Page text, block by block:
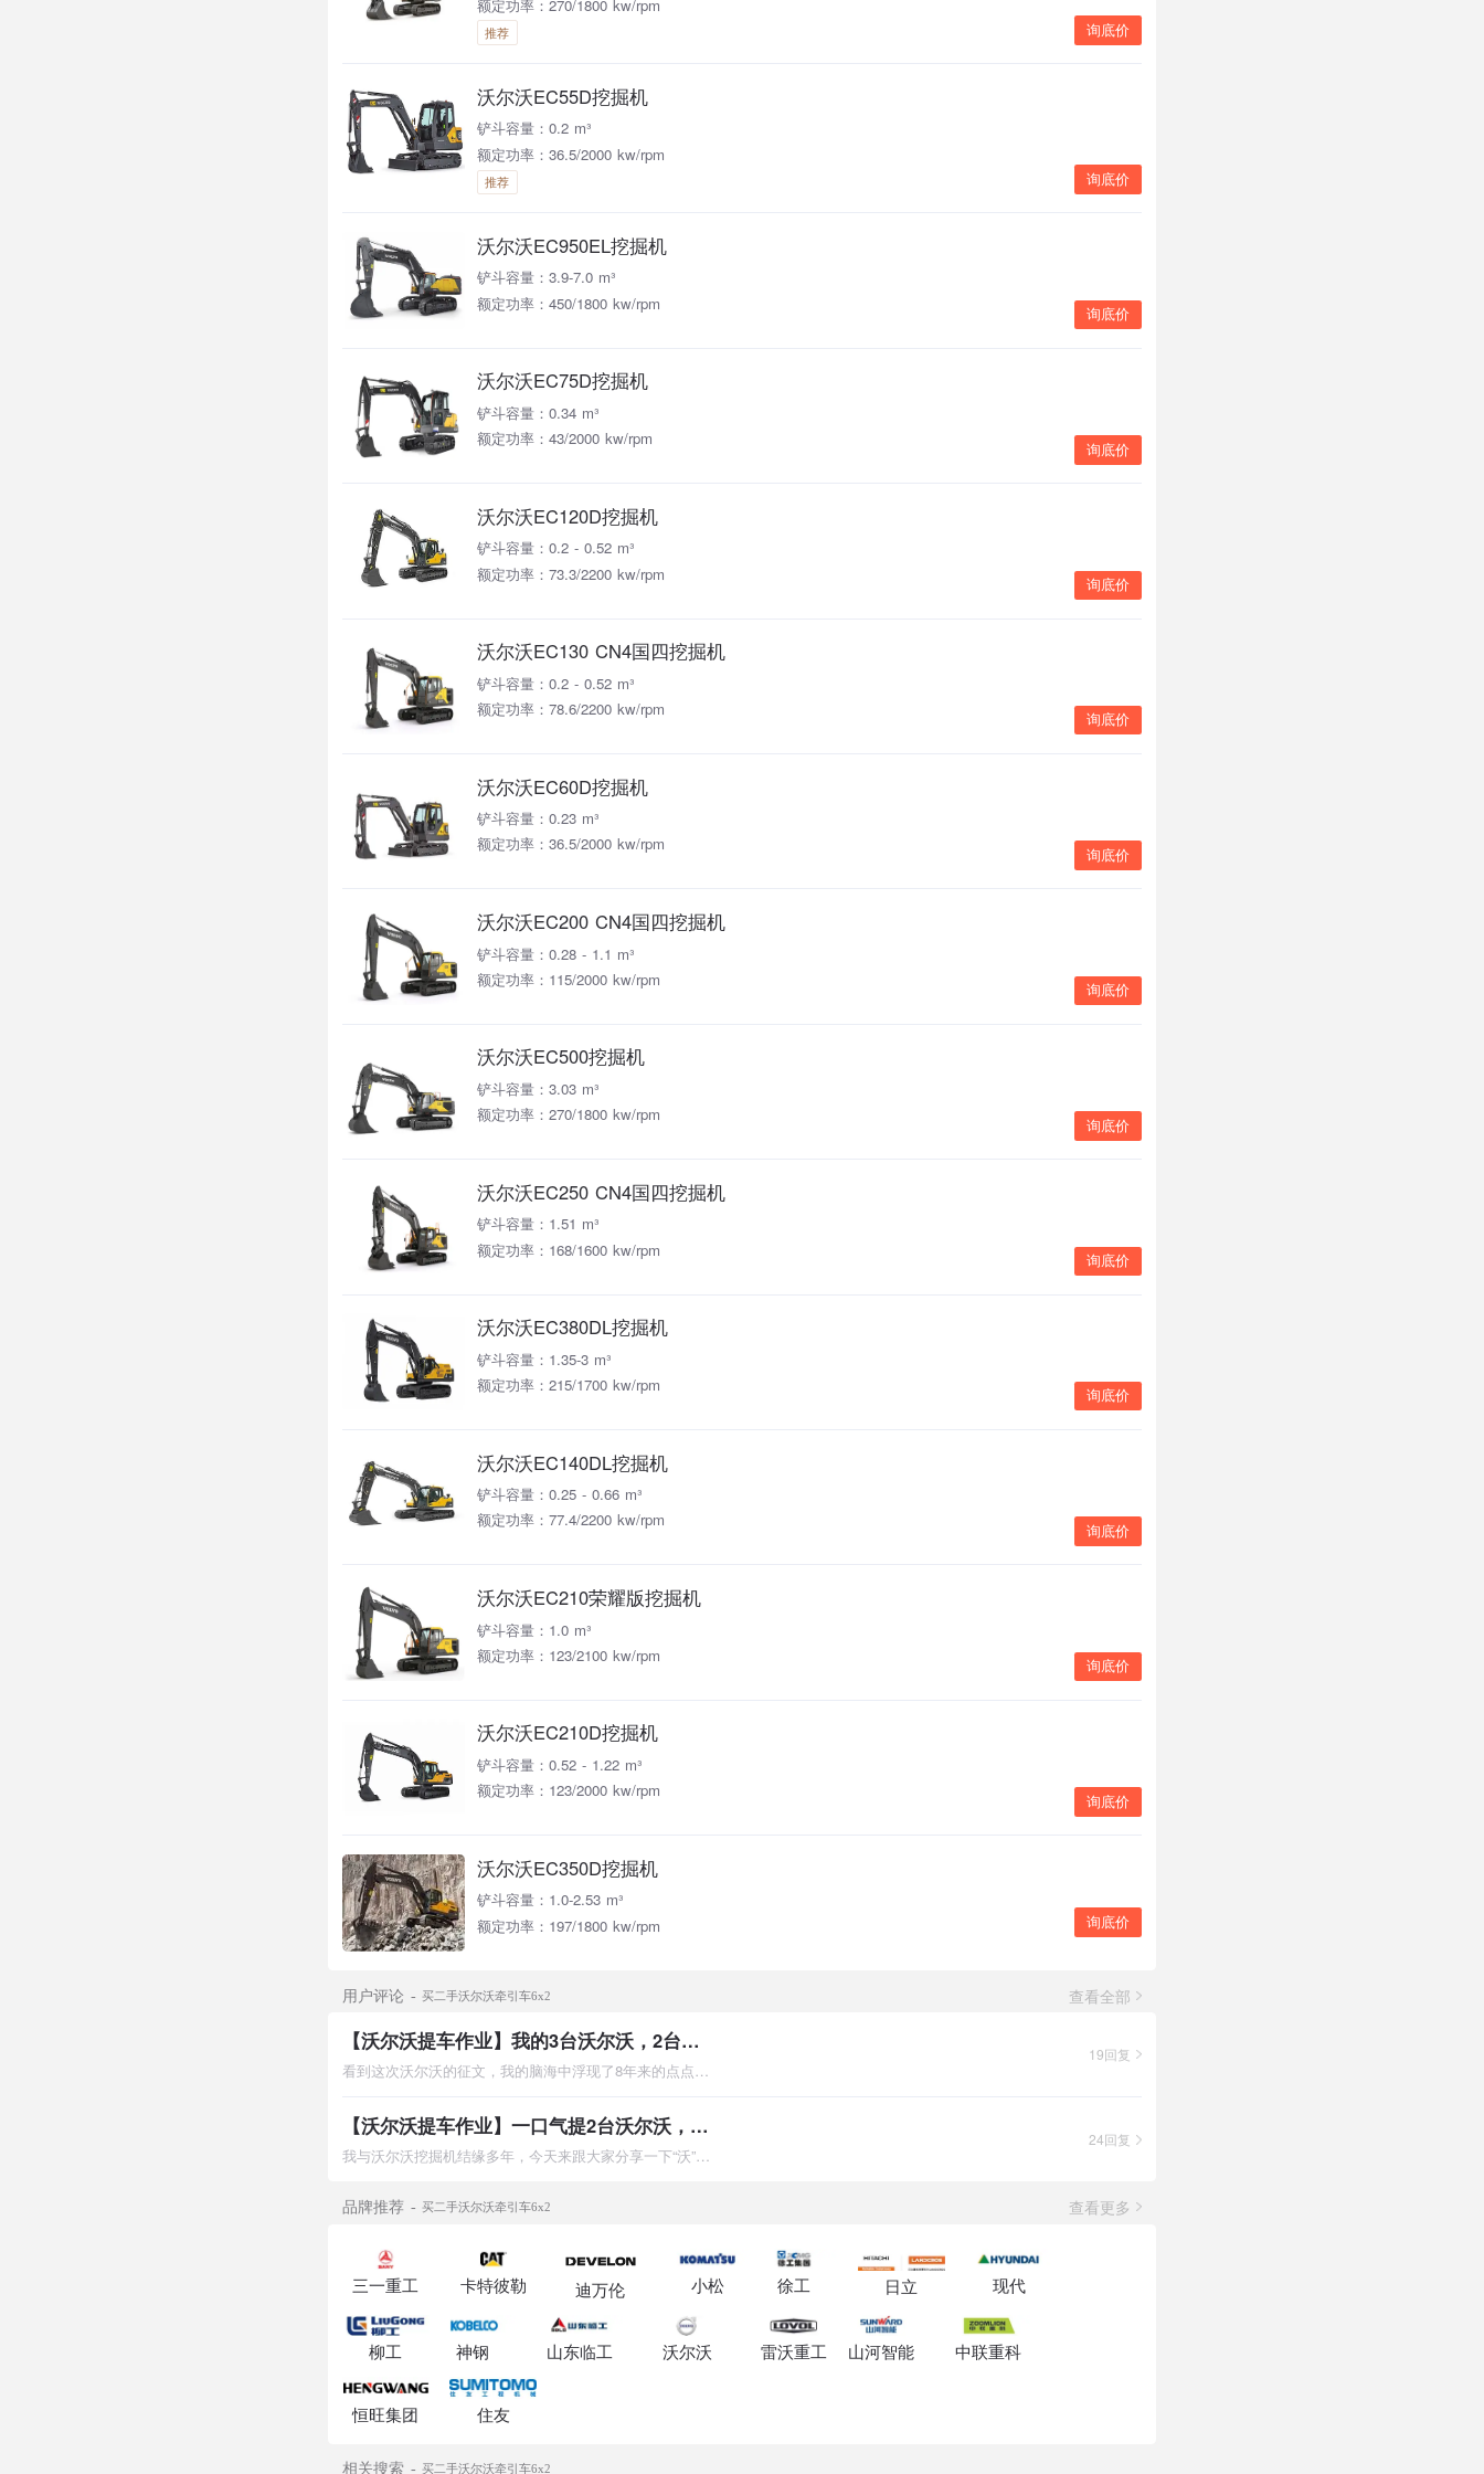
额定功率：270/1800 kw/rpm
推荐 询底价
沃尔沃EC55D挖掘机
铲斗容量：0.2 m³
额定功率：36.5/2000 kw/rpm
推荐 询底价
沃尔沃EC950EL挖掘机
铲斗容量：3.9-7.0 m³
额定功率：450/1800 kw/rpm
询底价
沃尔沃EC75D挖掘机
铲斗容量：0.34 m³
额定功率：43/2000 kw/rpm
询底价
沃尔沃EC120D挖掘机
铲斗容量：0.2 - 0.52 m³
额定功率：73.3/2200 kw/rpm
询底价
沃尔沃EC130 CN4国四挖掘机
铲斗容量：0.2 - 0.52 m³
额定功率：78.6/2200 kw/rpm
询底价
沃尔沃EC60D挖掘机
铲斗容量：0.23 m³
额定功率：36.5/2000 kw/rpm
询底价
沃尔沃EC200 CN4国四挖掘机
铲斗容量：0.28 - 1.1 m³
额定功率：115/2000 kw/rpm
询底价
沃尔沃EC500挖掘机
铲斗容量：3.03 m³
额定功率：270/1800 kw/rpm
询底价
沃尔沃EC250 CN4国四挖掘机
铲斗容量：1.51 m³
额定功率：168/1600 kw/rpm
询底价
沃尔沃EC380DL挖掘机
铲斗容量：1.35-3 m³
额定功率：215/1700 kw/rpm
询底价
沃尔沃EC140DL挖掘机
铲斗容量：0.25 - 0.66 m³
额定功率：77.4/2200 kw/rpm
询底价
沃尔沃EC210荣耀版挖掘机
铲斗容量：1.0 m³
额定功率：123/2100 kw/rpm
询底价
沃尔沃EC210D挖掘机
铲斗容量：0.52 - 1.22 m³
额定功率：123/2000 kw/rpm
询底价
沃尔沃EC350D挖掘机
铲斗容量：1.0-2.53 m³
额定功率：197/1800 kw/rpm
询底价
用户评论 买二手沃尔沃牵引车6x2 查看全部
【沃尔沃提车作业】我的3台沃尔沃，2台破10000小时了
看到这次沃尔沃的征文，我的脑海中浮现了8年来的点点滴滴，沃尔
19回复
【沃尔沃提车作业】一口气提2台沃尔沃，7年了依旧给力！
我与沃尔沃挖掘机结缘多年，今天来跟大家分享一下“沃”的爱机。我
24回复
品牌推荐 买二手沃尔沃牵引车6x2 查看更多
三一重工 卡特彼勒 迪万伦 小松 徐工 日立 现代
柳工 神钢 山东临工 沃尔沃 雷沃重工 山河智能 中联重科
恒旺集团 住友
相关搜索 买二手沃尔沃牵引车6x2